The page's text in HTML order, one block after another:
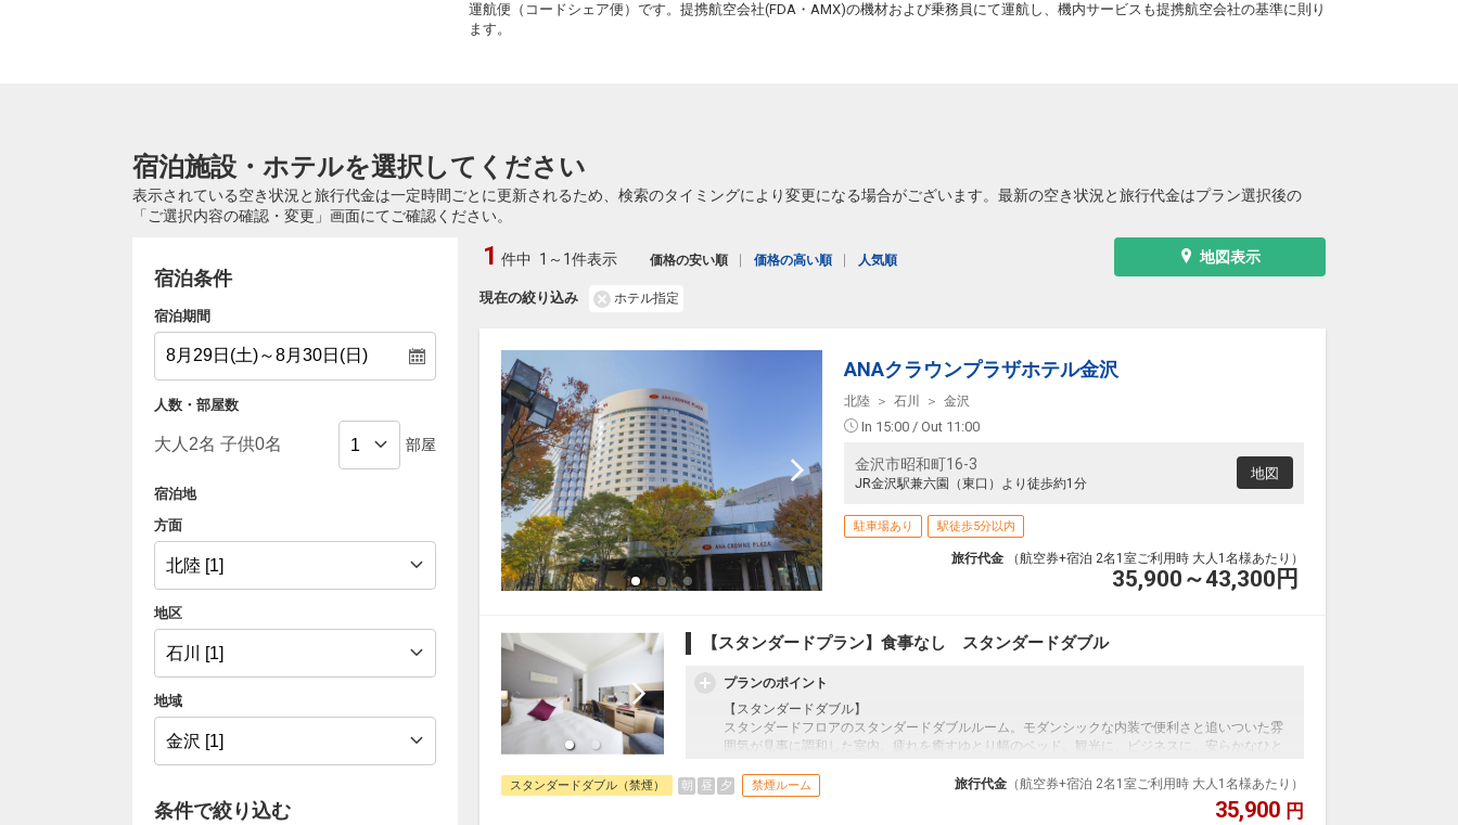
小松
東京(羽田)
+2,300円
運航便（コードシェア便）です。提携航空会社(FDA・AMX)の機材および乗務員にて運航し、機内サービスも提携航空会社の基準に則り
ます。
宿泊施設・ホテルを選択してください
表示されている空き状況と旅行代金は一定時間ごとに更新されるため、検索のタイミングにより変更になる場合がございます。最新の空き状況と旅行代金はプラン選択後の
「ご選択内容の確認・変更」画面にてご確認ください。
宿泊条件
宿泊期間
人数・部屋数
部屋
宿泊地
方面
地区
地域
条件で絞り込む
地図表示
現在の絞り込み ホテル指定
1 件中 1～1件表示 価格の安い順 価格の高い順 人気順
ANAクラウンプラザホテル金沢
北陸 石川 金沢
In 15:00 / Out 11:00
金沢市昭和町16-3
JR金沢駅兼六園（東口）より徒歩約1分
地図
駐車場あり 駅徒歩5分以内
旅行代金 （航空券+宿泊 2名1室ご利用時 大人1名様あたり）
35,900～43,300 円
【スタンダードプラン】食事なし スタンダードダブル
プランのポイント
【スタンダードダブル】
スタンダードフロアのスタンダードダブルルーム。モダンシックな内装で便利さと追いついた雰
囲気が見事に調和した室内。疲れを癒すゆとり幅のベッド。観光に、ビジネスに、安らかなひと
【施設案内】
スタンダードダブル（禁煙） 朝 昼 夕 禁煙ルーム 旅行代金 （航空券+宿泊 2名1室ご利用時 大人1名様あたり）
35,900 円